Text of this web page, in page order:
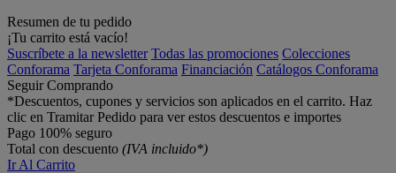
Resumen de tu pedido
¡Tu carrito está vacío!
Suscríbete a la newsletter Todas las promociones Colecciones
Conforama Tarjeta Conforama Financiación Catálogos Conforama
Seguir Comprando
*Descuentos, cupones y servicios son aplicados en el carrito. Haz
clic en Tramitar Pedido para ver estos descuentos e importes
Pago 100% seguro
Total con descuento (IVA incluido*)
Ir Al Carrito